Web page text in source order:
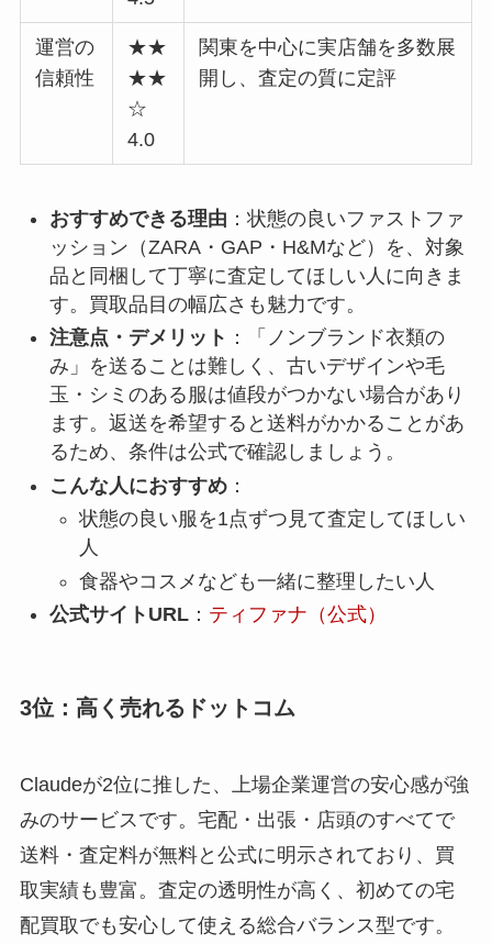
運営の
信頼性
★★
★★
☆
4.0
関東を中心に実店舗を多数展
開し、査定の質に定評
おすすめできる理由 ：状態の良いファストファ
ッション（ZARA・GAP・H&Mなど）を、対象
品と同梱して丁寧に査定してほしい人に向きま
す。買取品目の幅広さも魅力です。
注意点・デメリット ：「ノンブランド衣類の
み」を送ることは難しく、古いデザインや毛
玉・シミのある服は値段がつかない場合があり
ます。返送を希望すると送料がかかることがあ
るため、条件は公式で確認しましょう。
こんな人におすすめ：
状態の良い服を1点ずつ見て査定してほしい
人
食器やコスメなども一緒に整理したい人
公式サイトURL： ティファナ（公式）
3位：高く売れるドットコム
Claudeが2位に推した、上場企業運営の安心感が強
みのサービスです。宅配・出張・店頭のすべてで
送料・査定料が無料と公式に明示されており、買
取実績も豊富。査定の透明性が高く、初めての宅
配買取でも安心して使える総合バランス型です。